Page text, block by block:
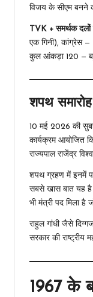
विजय के सीएम बनने
TVK + समर्थक दलों
एक गिनी), कांग्रेस
कुल आंकड़ा 120 —
शपथ
10 मई 2026 की
कार्यक्रम आयोजित
राज्यपाल राजेंद्र
शपथ ग्रहण में इनमें
सबसे खास बात यह है
भी मंत्री पद मिला है
राहुल गांधी जैसे
सरकार की राष्ट्रीय
1967 के